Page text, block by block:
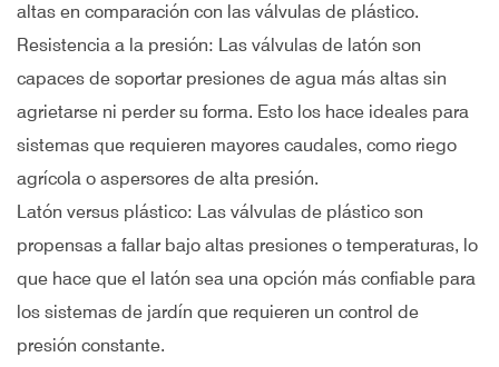
altas en comparación con las válvulas de plástico.
Resistencia a la presión: Las válvulas de latón son
capaces de soportar presiones de agua más altas sin
agrietarse ni perder su forma. Esto los hace ideales para
sistemas que requieren mayores caudales, como riego
agrícola o aspersores de alta presión.
Latón versus plástico: Las válvulas de plástico son
propensas a fallar bajo altas presiones o temperaturas, lo
que hace que el latón sea una opción más confiable para
los sistemas de jardín que requieren un control de
presión constante.